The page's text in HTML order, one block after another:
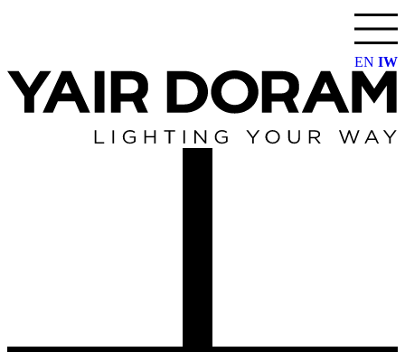
דלג
לתוכן
EN IW